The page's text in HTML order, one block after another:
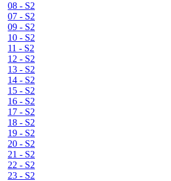
08 - S2
07 - S2
09 - S2
10 - S2
11 - S2
12 - S2
13 - S2
14 - S2
15 - S2
16 - S2
17 - S2
18 - S2
19 - S2
20 - S2
21 - S2
22 - S2
23 - S2